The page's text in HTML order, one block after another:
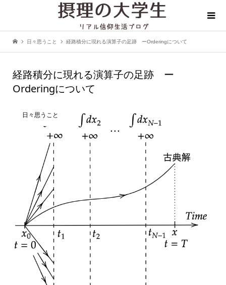
日々思うこと 経路積分に現れる演算子の足跡 ーOrderingについて
経路積分に現れる演算子の足跡 ー
Orderingについて
日々思うこと